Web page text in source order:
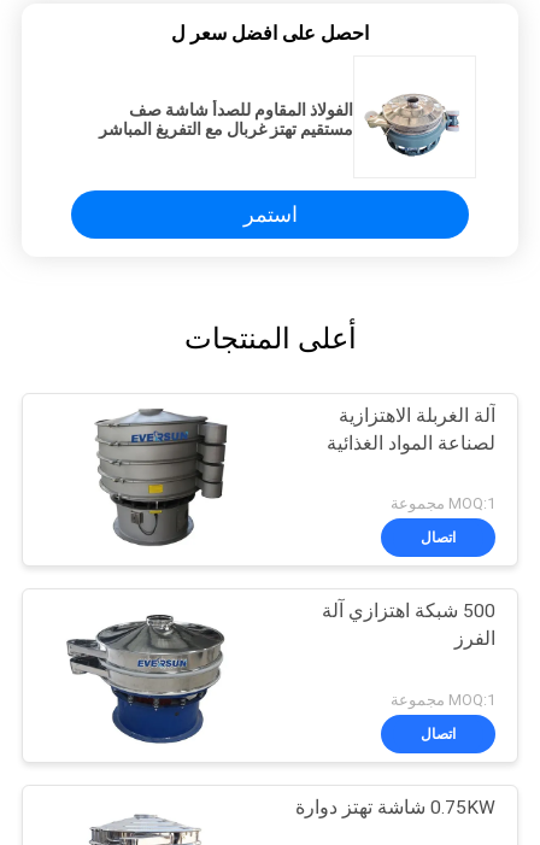
احصل على افضل سعر ل
الفولاذ المقاوم للصدأ شاشة صف
مستقيم تهتز غربال مع التفريغ المباشر
استمر
أعلى المنتجات
آلة الغربلة الاهتزازية
لصناعة المواد الغذائية
MOQ:1 مجموعة
اتصال
500 شبكة اهتزازي آلة
الفرز
MOQ:1 مجموعة
اتصال
0.75KW شاشة تهتز دوارة